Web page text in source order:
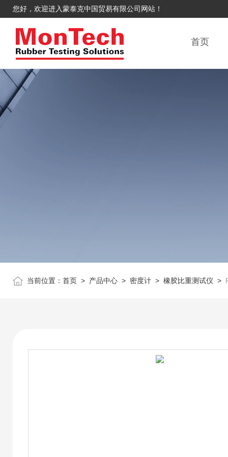
您好，欢迎进入蒙泰克中国贸易有限公司网站！
首页
当前位置： 首页 > 产品中心 > 密度计 > 橡胶比重测试仪 >